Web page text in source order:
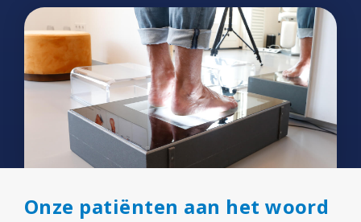
Onze patiënten aan het woord